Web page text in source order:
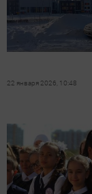
22 января 2026, 10:48